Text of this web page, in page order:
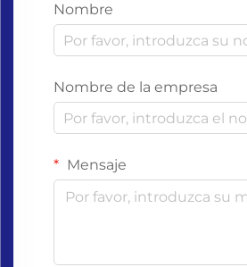
Nombre
Nombre de la empresa
Mensaje